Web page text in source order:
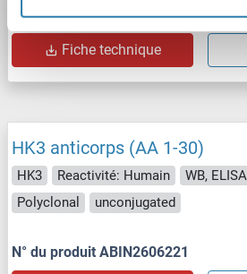
N° du produit ABIN2606219
Fiche technique
HK3 anticorps (AA 1-30)
HK3 Reactivité: Humain WB, ELISA
Polyclonal
unconjugated
N° du produit ABIN2606221